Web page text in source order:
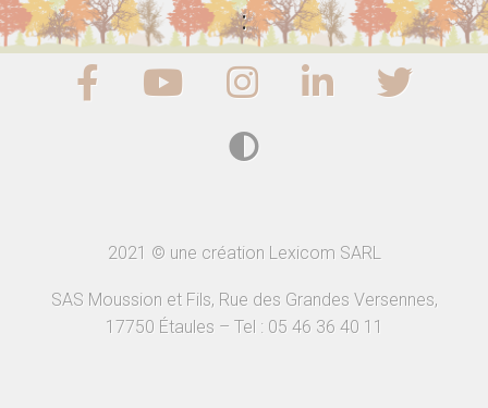
:
2021 © une création Lexicom SARL
SAS Moussion et Fils, Rue des Grandes Versennes,
17750 Étaules – Tel : 05 46 36 40 11